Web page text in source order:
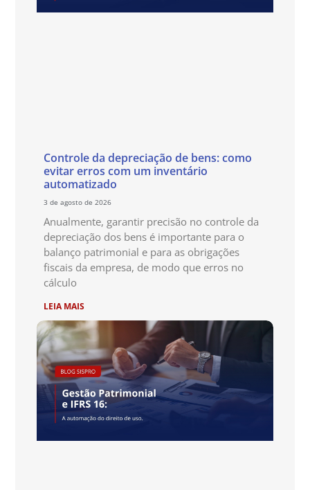
Controle da depreciação de bens: como
evitar erros com um inventário
automatizado
3 de agosto de 2026
Anualmente, garantir precisão no controle da
depreciação dos bens é importante para o
balanço patrimonial e para as obrigações
fiscais da empresa, de modo que erros no
cálculo
LEIA MAIS